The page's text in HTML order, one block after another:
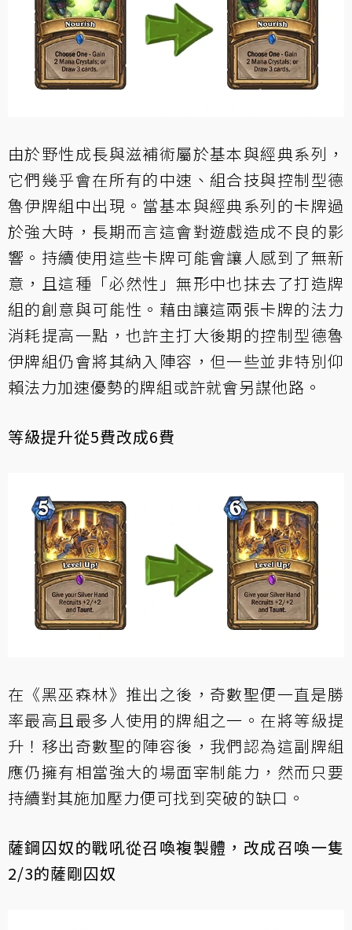
由於野性成長與滋補術屬於基本與經典系列，
它們幾乎會在所有的中速、組合技與控制型德
魯伊牌組中出現。當基本與經典系列的卡牌過
於強大時，長期而言這會對遊戲造成不良的影
響。持續使用這些卡牌可能會讓人感到了無新
意，且這種「必然性」無形中也抹去了打造牌
組的創意與可能性。藉由讓這兩張卡牌的法力
消耗提高一點，也許主打大後期的控制型德魯
伊牌組仍會將其納入陣容，但一些並非特別仰
賴法力加速優勢的牌組或許就會另謀他路。
等級提升從5費改成6費
在《黑巫森林》推出之後，奇數聖便一直是勝
率最高且最多人使用的牌組之一。在將等級提
升！移出奇數聖的陣容後，我們認為這副牌組
應仍擁有相當強大的場面宰制能力，然而只要
持續對其施加壓力便可找到突破的缺口。
薩鋼囚奴的戰吼從召喚複製體，改成召喚一隻
2/3的薩剛囚奴